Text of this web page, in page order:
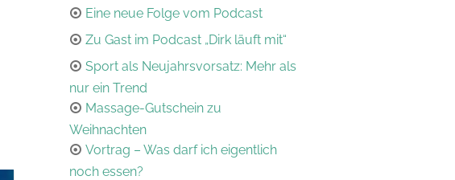
Eine neue Folge vom Podcast
Zu Gast im Podcast „Dirk läuft mit“
Sport als Neujahrsvorsatz: Mehr als
nur ein Trend
Massage-Gutschein zu
Weihnachten
Vortrag – Was darf ich eigentlich
noch essen?